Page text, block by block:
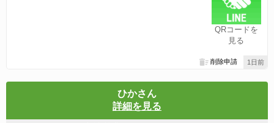
QRコードを
見る
1日前
削除申請
ひかさん
詳細を見る